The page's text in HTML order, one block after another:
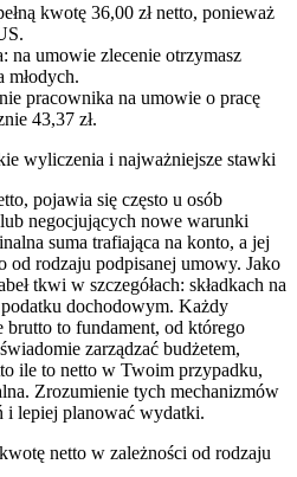
kwotę 36,00 zł netto, ponieważ
na umowie zlecenie otrzymasz
młodych.
pracownika na umowie o pracę
43,37 zł.
wyliczenia i najważniejsze stawki
pojawia się często u osób
negocjujących nowe warunki
suma trafiająca na konto, a jej
od rodzaju podpisanej umowy. Jako
tkwi w szczegółach: składkach na
podatku dochodowym. Każdy
to fundament, od którego
zarządzać budżetem,
ile to netto w Twoim przypadku,
Zrozumienie tych mechanizmów
i lepiej planować wydatki.
netto w zależności od rodzaju